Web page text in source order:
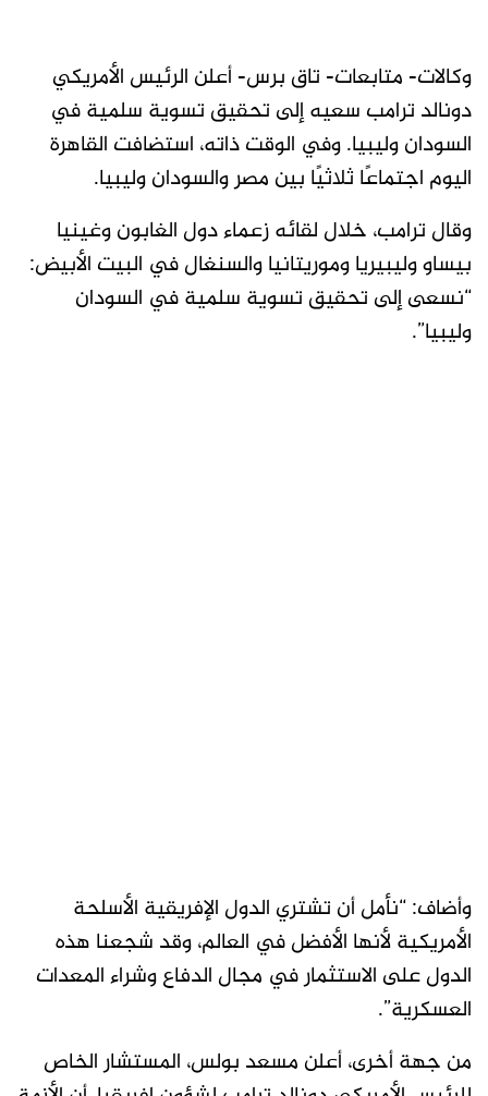
وكالات- متابعات- تاق برس- أعلن الرئيس الأمريكي
دونالد ترامب سعيه إلى تحقيق تسوية سلمية في
السودان وليبيا. وفي الوقت ذاته، استضافت القاهرة
اليوم اجتماعًا ثلاثيًا بين مصر والسودان وليبيا.
وقال ترامب، خلال لقائه زعماء دول الغابون وغينيا
بيساو وليبيريا وموريتانيا والسنغال في البيت الأبيض:
“نسعى إلى تحقيق تسوية سلمية في السودان
وليبيا”.
وأضاف: “نأمل أن تشتري الدول الإفريقية الأسلحة
الأمريكية لأنها الأفضل في العالم، وقد شجعنا هذه
الدول على الاستثمار في مجال الدفاع وشراء المعدات
العسكرية”.
من جهة أخرى، أعلن مسعد بولس، المستشار الخاص